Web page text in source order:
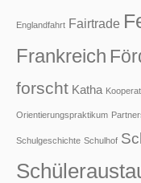
Englandfahrt Fairtrade
Frankreich
forscht Katha
Orientierungspraktikum
Schulgeschichte Schulhof